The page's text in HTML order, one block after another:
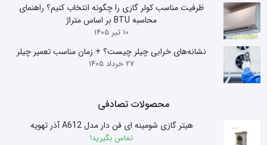
ظرفیت مناسب کولر گازی را چگونه انتخاب کنیم؟ راهنمای
محاسبه BTU بر اساس متراژ
10 تیر 1405
نشانه‌های خرابی چیلر چیست؟ + زمان مناسب تعمیر چیلر
27 خرداد 1405
محصولات تصادفی
هیتر گازی شومینه ای فن دار مدل A612 آذر تهویه
تماس بگیرید!